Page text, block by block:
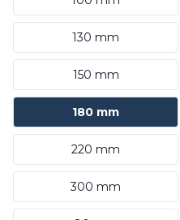
130 mm
150 mm
180 mm
220 mm
300 mm